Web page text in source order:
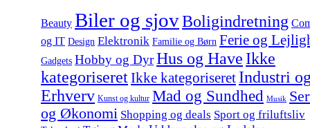
Beauty Biler og sjovBoligindretning
og IT Design Elektronik Familie og Børn Ferie og
Gadgets Hobby og DyrHus og Have Ikke
kategoriseretIkke kategoriseret Industri
Erhverv Kunst og kultur Mad og Sundhed Musik
og Økonomi Shopping og deals Sport og friluftsliv